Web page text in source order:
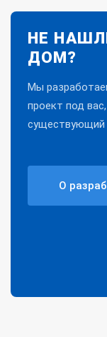
НЕ
ДОМ?
Мы
проект под
существующий
О